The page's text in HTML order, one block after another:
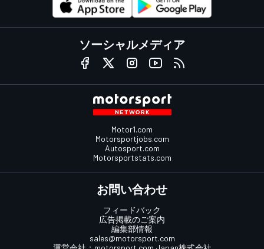
ソーシャルメディア
Motor1.com
Motorsportjobs.com
Autosport.com
Motorsportstats.com
お問い合わせ
フィードバック
広告掲載のご案内
編集部情報
sales@motorsport.com